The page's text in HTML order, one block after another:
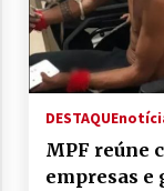
DESTAQUE
MPF reúne
empresas e